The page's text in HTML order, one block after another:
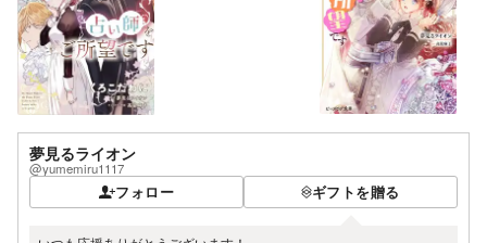
夢見るライオン
@yumemiru1117
フォロー ギフトを贈る